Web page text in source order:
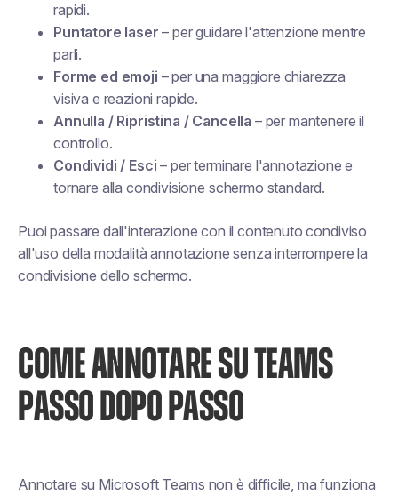
rapidi.
Puntatore laser – per guidare l'attenzione mentre
parli.
Forme ed emoji – per una maggiore chiarezza
visiva e reazioni rapide.
Annulla / Ripristina / Cancella – per mantenere il
controllo.
Condividi / Esci – per terminare l'annotazione e
tornare alla condivisione schermo standard.
Puoi passare dall'interazione con il contenuto condiviso
all'uso della modalità annotazione senza interrompere la
condivisione dello schermo.
COME ANNOTARE SU TEAMS
PASSO DOPO PASSO
Annotare su Microsoft Teams non è difficile, ma funziona